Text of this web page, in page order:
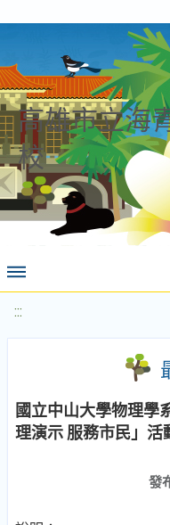
高雄市立海
校
:::
國立中山大學物理學
理演示 服務市民」活
發